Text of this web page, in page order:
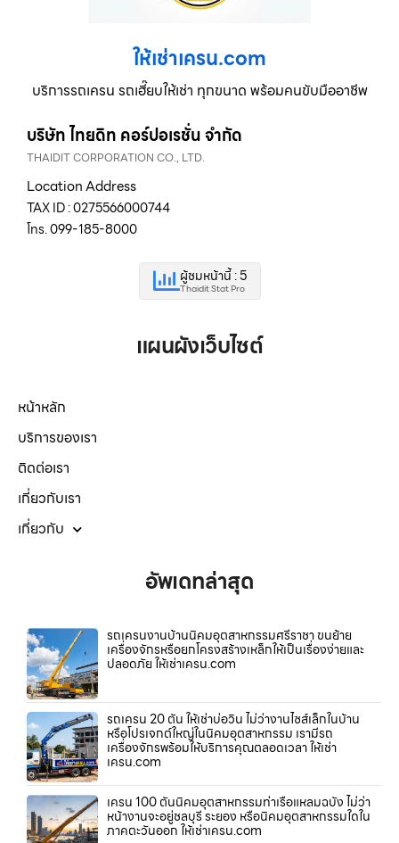
ให้เช่าเครน.com
บริการรถเครน รถเฮี๊ยบให้เช่า ทุกขนาด พร้อมคนขับมืออาชีพ
บริษัท ไทยดิท คอร์ปอเรชั่น จำกัด
THAIDIT CORPORATION CO., LTD.
Location Address
TAX ID : 0275566000744
โทร. 099-185-8000
ผู้ชมหน้านี้ : 5
Thaidit Stat Pro
แผนผังเว็บไซต์
หน้าหลัก
บริการของเรา
ติดต่อเรา
เกี่ยวกับเรา
เกี่ยวกับ
อัพเดทล่าสุด
รถเครนงานบ้านนิคมอุตสาหกรรมศรีราชา ขนย้าย
เครื่องจักรหรือยกโครงสร้างเหล็กให้เป็นเรื่องง่ายและ
ปลอดภัย ให้เช่าเครน.com
รถเครน 20 ตัน ให้เช่าบ่อวิน ไม่ว่างานไซส์เล็กในบ้าน
หรือโปรเจกต์ใหญ่ในนิคมอุตสาหกรรม เรามีรถ
เครื่องจักรพร้อมให้บริการคุณตลอดเวลา ให้เช่า
เครน.com
เครน 100 ตันนิคมอุตสาหกรรมท่าเรือแหลมฉบัง ไม่ว่า
หน้างานจะอยู่ชลบุรี ระยอง หรือนิคมอุตสาหกรรมใดใน
ภาคตะวันออก ให้เช่าเครน.com